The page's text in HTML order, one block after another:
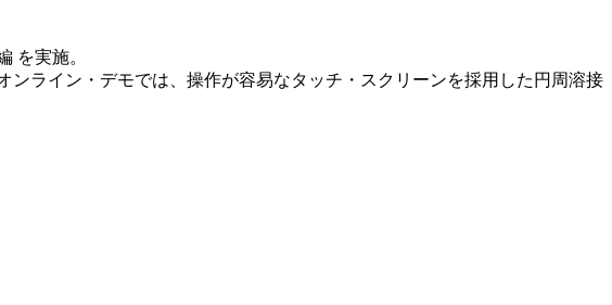
を実施。
ライン・デモでは、操作が容易なタッチ・スクリーンを採用した円周溶接